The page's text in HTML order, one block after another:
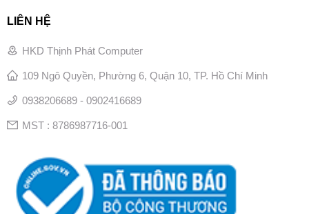
LIÊN HỆ
HKD Thịnh Phát Computer
109 Ngô Quyền, Phường 6, Quận 10, TP. Hồ Chí Minh
0938206689 - 0902416689
MST : 8786987716-001